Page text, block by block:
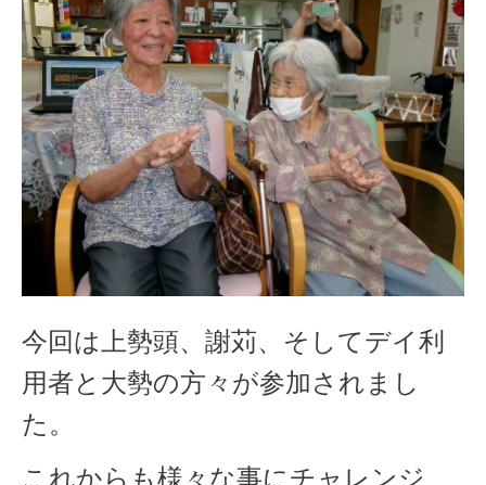
今回は上勢頭、謝苅、そしてデイ利
用者と大勢の方々が参加されまし
た。
これからも様々な事にチャレンジ